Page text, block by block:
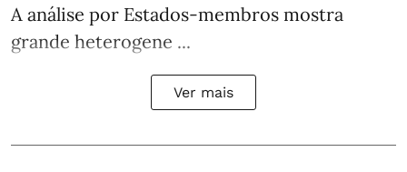
A análise por Estados‑membros mostra
grande heterogene ...
Ver mais